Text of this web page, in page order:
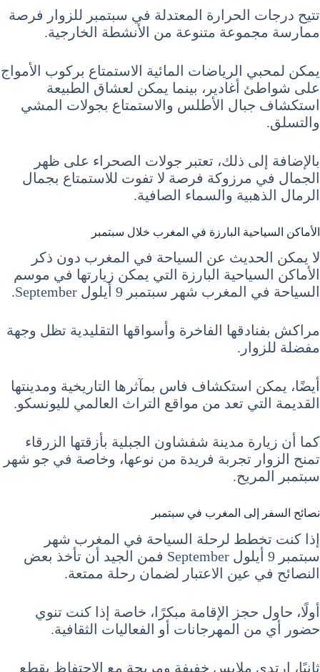
تتيح درجات الحرارة المعتدلة في سبتمبر للزوار فرصة
ممارسة مجموعة متنوعة من الأنشطة الخارجية.
يمكن لمحبي الرياضات المائية الاستمتاع بركوب الأمواج
على شواطئ أغادير، بينما يمكن لعشاق الطبيعة
استكشاف جبال الأطلس والاستمتاع بجولات المشي
والتسلق.
بالإضافة إلى ذلك، تعتبر جولات الصحراء على ظهر
الجمال في مرزوكة فرصة لا تفوت للاستمتاع بجمال
الرمال الذهبية والسماء الصافية.
الأماكن السياحية البارزة في المغرب خلال سبتمبر
لا يمكن الحديث عن السياحة في المغرب دون ذكر
الأماكن السياحية البارزة التي يمكن زيارتها في موسم
السياحة في المغرب شهر سبتمبر 9 أيلول September.
مراكش بفنادقها الفاخرة وأسواقها التقليدية تظل وجهة
مفضلة للزوار.
أيضًا، يمكن استكشاف فاس بمآثرها التاريخية ومدينتها
القديمة التي تعد من مواقع التراث العالمي لليونسكو.
كما أن زيارة مدينة شفشاون الجبلية بأزقتها الزرقاء
تمنح الزوار تجربة فريدة من نوعها، وخاصة في جو شهر
سبتمبر المريح.
نصائح السفر إلى المغرب في سبتمبر
إذا كنت تخطط لرحلة السياحة في المغرب شهر
سبتمبر 9 أيلول September فمن الجيد أن تأخذ بعض
النصائح في عين الاعتبار لضمان رحلة ممتعة.
أولًا، حاول حجز الإقامة مبكرًا، خاصة إذا كنت تنوي
حضور أي من المهرجانات أو الفعاليات الثقافية.
ثانيًا، ارتدي ملابس خفيفة ومريحة مع الاحتفاظ بقطع